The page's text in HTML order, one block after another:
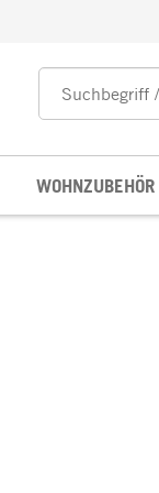
WOHNZUBEHÖR